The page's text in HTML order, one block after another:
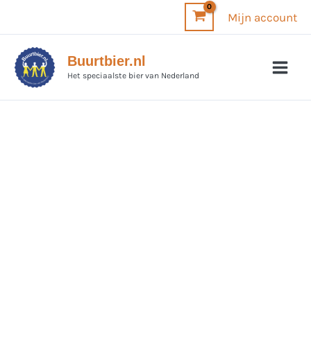
inhoud
Mijn account
Buurtbier.nl
Het speciaalste bier van Nederland